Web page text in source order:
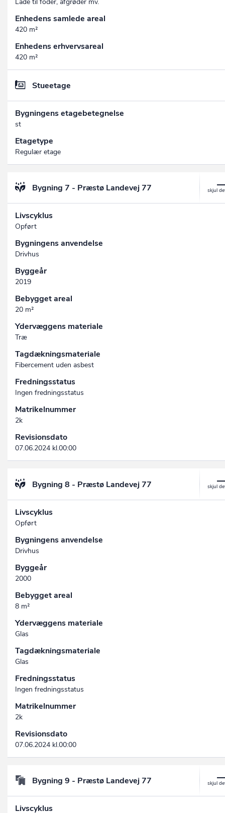
Enhedens samlede areal
420 m²
Enhedens erhvervsareal
420 m²
Stueetage
Bygningens etagebetegnelse
st
Etagetype
Regulær etage
Bygning 7 - Præstø Landevej 77
Livscyklus
Opført
Bygningens anvendelse
Drivhus
Byggeår
2019
Bebygget areal
20 m²
Ydervæggens materiale
Træ
Tagdækningsmateriale
Fibercement uden asbest
Fredningsstatus
Ingen fredningsstatus
Matrikelnummer
2k
Revisionsdato
07.06.2024 kl.00:00
Bygning 8 - Præstø Landevej 77
Livscyklus
Opført
Bygningens anvendelse
Drivhus
Byggeår
2000
Bebygget areal
8 m²
Ydervæggens materiale
Glas
Tagdækningsmateriale
Glas
Fredningsstatus
Ingen fredningsstatus
Matrikelnummer
2k
Revisionsdato
07.06.2024 kl.00:00
Bygning 9 - Præstø Landevej 77
Livscyklus